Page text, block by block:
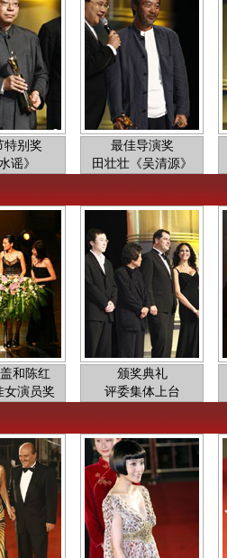
特别奖
谣》
最佳导演奖
田壮壮《吴清源》
和陈红
女演员奖
颁奖典礼
评委集体上台